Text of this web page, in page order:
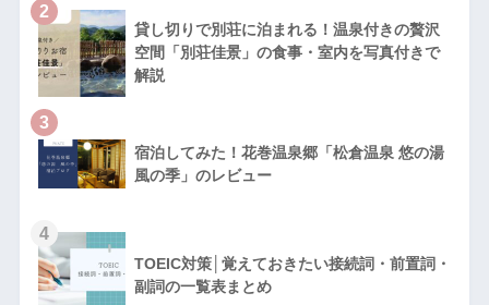
2
貸し切りで別荘に泊まれる！温泉付きの贅沢
空間「別荘佳景」の食事・室内を写真付きで
解説
3
宿泊してみた！花巻温泉郷「松倉温泉 悠の湯
風の季」のレビュー
4
TOEIC対策│覚えておきたい接続詞・前置詞・
副詞の一覧表まとめ